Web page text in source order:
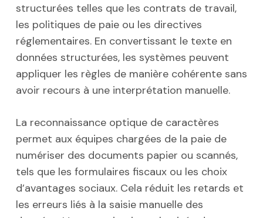
structurées telles que les contrats de travail,
les politiques de paie ou les directives
réglementaires. En convertissant le texte en
données structurées, les systèmes peuvent
appliquer les règles de manière cohérente sans
avoir recours à une interprétation manuelle.
La reconnaissance optique de caractères
permet aux équipes chargées de la paie de
numériser des documents papier ou scannés,
tels que les formulaires fiscaux ou les choix
d’avantages sociaux. Cela réduit les retards et
les erreurs liés à la saisie manuelle des